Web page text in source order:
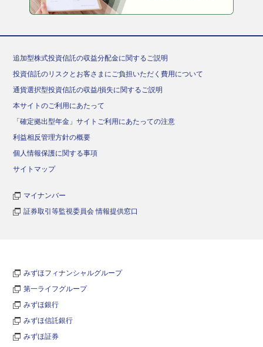
追加型株式投資信託の収益分配金に関するご説明
投資信託のリスクとお客さまにご負担いただく費用について
通貨選択型投資信託の収益/損失に関するご説明
本サイトのご利用にあたって
「確定拠出型年金」サイトご利用にあたっての注意
利益相反管理方針の概要
個人情報保護に関する事項
サイトマップ
マイナンバー
証券取引等監視委員会 情報提供窓口
みずほフィナンシャルグループ
第一ライフグループ
みずほ銀行
みずほ信託銀行
みずほ証券